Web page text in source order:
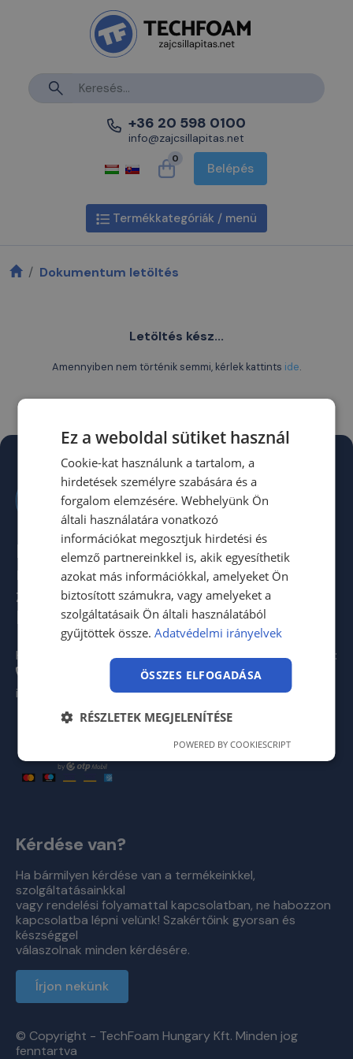
+36 20 598 0100
info@zajcsillapitas.net
0
Belépés
Termékkategóriák / menü
Dokumentum letöltés
Letöltés kész...
Amennyiben nem történik semmi, kérlek kattints ide.
Prémium minőségű akusztikai
megoldások - Hatékony
zajcsillapítás otthonra és ipari
környezetbe
Hívjon minket
+36 20 598 0100
info@zajcsillapitas.net
Bemutatóterem, üzlethelyiség:
1211 Budapest,
Transzformátorgyár utca 1.
Kérdése van?
Ha bármilyen kérdése van a termékeinkkel,
szolgáltatásainkkal
vagy rendelési folyamattal kapcsolatban, ne habozzon
kapcsolatba lépni velünk! Szakértőink gyorsan és
készséggel
válaszolnak minden kérdésére.
Írjon nekünk
© Copyright - TechFoam Hungary Kft. Minden jog
fenntartva
Ez a weboldal sütiket használ
Cookie-kat használunk a tartalom, a
hirdetések személyre szabására és a
forgalom elemzésére. Webhelyünk Ön
általi használatára vonatkozó
információkat megosztjuk hirdetési és
elemző partnereinkkel is, akik egyesíthetik
azokat más információkkal, amelyeket Ön
biztosított számukra, vagy amelyeket a
szolgáltatásaik Ön általi használatából
gyűjtöttek össze.Adatvédelmi irányelvek
ÖSSZES ELFOGADÁSA
RÉSZLETEK MEGJELENÍTÉSE
POWERED BY COOKIESCRIPT